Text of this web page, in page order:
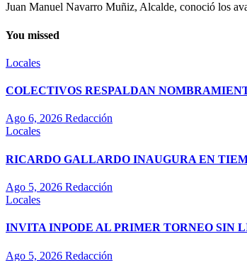
Juan Manuel Navarro Muñiz, Alcalde, conoció los
You missed
Locales
COLECTIVOS RESPALDAN
Ago 6, 2026 Redacción
Locales
RICARDO GALLARDO INAUGURA EN
Ago 5, 2026 Redacción
Locales
INVITA INPODE AL PRIMER TORNEO SIN
Ago 5, 2026 Redacción